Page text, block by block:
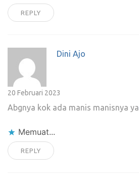
REPLY
Dini Ajo
20 Februari 2023
Abgnya kok ada manis manisnya ya
Memuat...
REPLY